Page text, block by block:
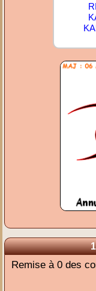
Remise à 0 des